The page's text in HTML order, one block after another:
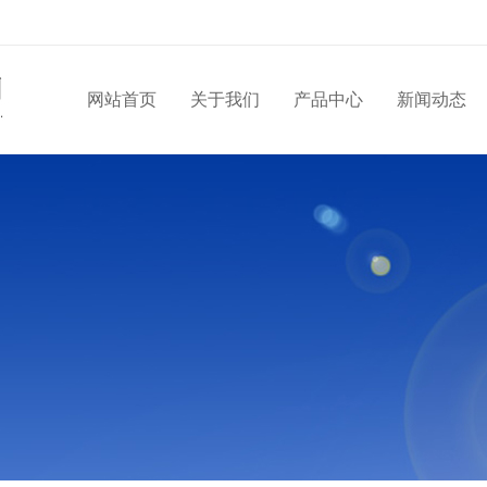
网站首页 关于我们 产品中心 新闻动态